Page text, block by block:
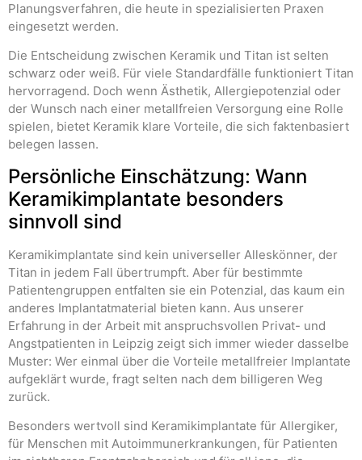
Planungsverfahren, die heute in spezialisierten Praxen
eingesetzt werden.
Die Entscheidung zwischen Keramik und Titan ist selten
schwarz oder weiß. Für viele Standardfälle funktioniert Titan
hervorragend. Doch wenn Ästhetik, Allergiepotenzial oder
der Wunsch nach einer metallfreien Versorgung eine Rolle
spielen, bietet Keramik klare Vorteile, die sich faktenbasiert
belegen lassen.
Persönliche Einschätzung: Wann
Keramikimplantate besonders
sinnvoll sind
Keramikimplantate sind kein universeller Alleskönner, der
Titan in jedem Fall übertrumpft. Aber für bestimmte
Patientengruppen entfalten sie ein Potenzial, das kaum ein
anderes Implantatmaterial bieten kann. Aus unserer
Erfahrung in der Arbeit mit anspruchsvollen Privat- und
Angstpatienten in Leipzig zeigt sich immer wieder dasselbe
Muster: Wer einmal über die Vorteile metallfreier Implantate
aufgeklärt wurde, fragt selten nach dem billigeren Weg
zurück.
Besonders wertvoll sind Keramikimplantate für Allergiker,
für Menschen mit Autoimmunerkrankungen, für Patienten